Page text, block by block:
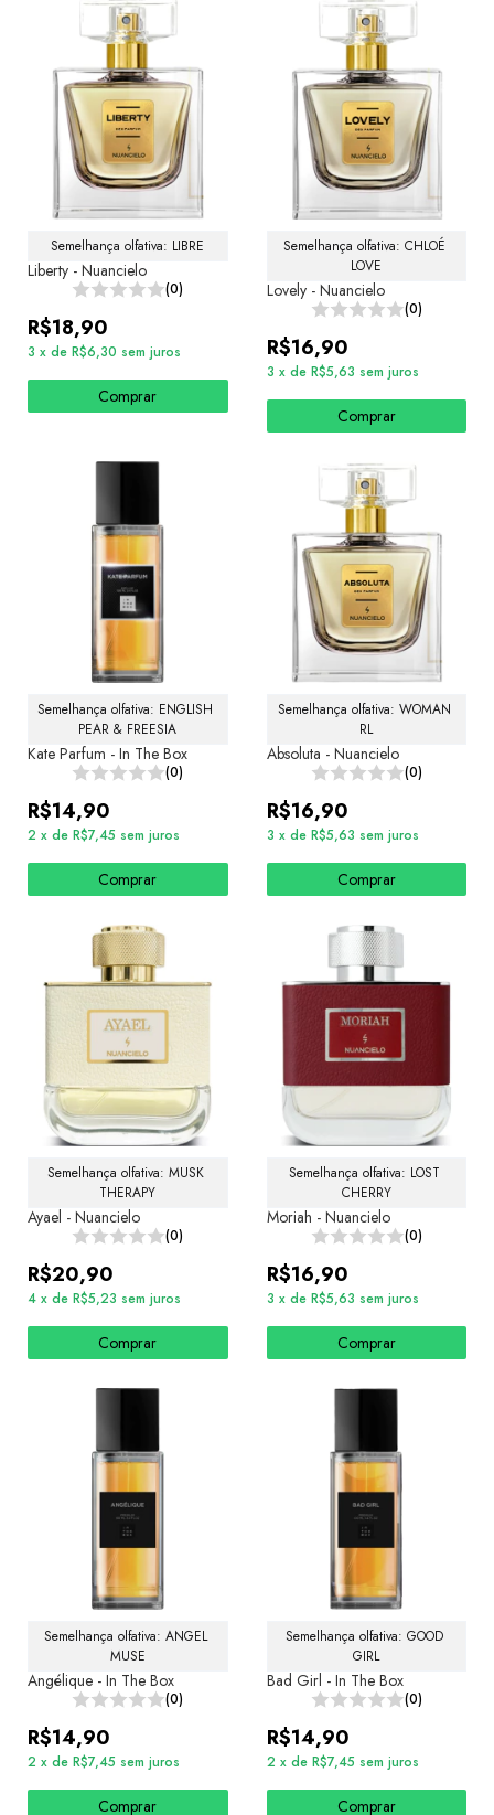
Semelhança olfativa: LIBRE
Liberty - Nuancielo
(0)
R$18,90
3 x de R$6,30 sem juros
Comprar
Semelhança olfativa: CHLOÉ
LOVE
Lovely - Nuancielo
(0)
R$16,90
3 x de R$5,63 sem juros
Comprar
Semelhança olfativa: ENGLISH
PEAR & FREESIA
Kate Parfum - In The Box
(0)
R$14,90
2 x de R$7,45 sem juros
Comprar
Semelhança olfativa: WOMAN
RL
Absoluta - Nuancielo
(0)
R$16,90
3 x de R$5,63 sem juros
Comprar
Semelhança olfativa: MUSK
THERAPY
Ayael - Nuancielo
(0)
R$20,90
4 x de R$5,23 sem juros
Comprar
Semelhança olfativa: LOST
CHERRY
Moriah - Nuancielo
(0)
R$16,90
3 x de R$5,63 sem juros
Comprar
Semelhança olfativa: ANGEL
MUSE
Angélique - In The Box
(0)
R$14,90
2 x de R$7,45 sem juros
Comprar
Semelhança olfativa: GOOD
GIRL
Bad Girl - In The Box
(0)
R$14,90
2 x de R$7,45 sem juros
Comprar